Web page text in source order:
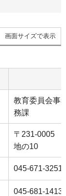
画面サイズで表示
教育委員会事
務課
〒231-0005
地の10
045-671-3251
045-681-1413